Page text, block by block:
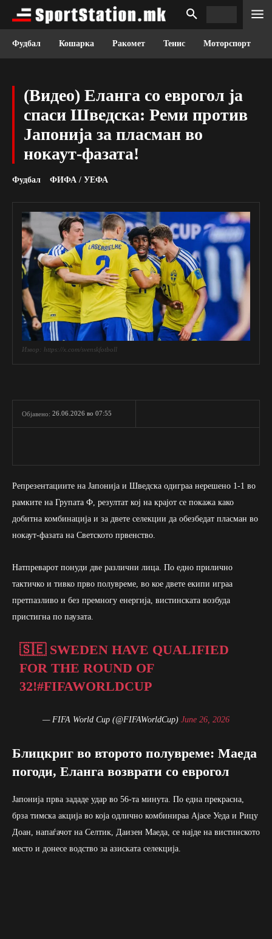
Фудбал Кошарка Ракомет Тенис Моторспорт
(Видео) Еланга со еврогол ја
спаси Шведска: Реми против
Јапонија за пласман во
нокаут-фазата!
Фудбал ФИФА / УЕФА
Извор: https://x.com/svenskfotboll
Објавено: 26.06.2026 во 07:55
Репрезентациите на Јапонија и Шведска одиграа нерешено 1-1 во
рамките на Групата Ф, резултат кој на крајот се покажа како
добитна комбинација и за двете селекции да обезбедат пласман во
нокаут-фазата на Светското првенство.
Натпреварот понуди две различни лица. По едно прилично
тактичко и тивко прво полувреме, во кое двете екипи играа
претпазливо и без премногу енергија, вистинската возбуда
пристигна по паузата.
🇸🇪 SWEDEN HAVE QUALIFIED
FOR THE ROUND OF
32!#FIFAWORLDCUP
— FIFA World Cup (@FIFAWorldCup) June 26, 2026
Блицкриг во второто полувреме: Маеда
погоди, Еланга возврати со еврогол
Јапонија прва зададе удар во 56-та минута. По една прекрасна,
брза тимска акција во која одлично комбинираа Ајасе Уеда и Рицу
Доан, напаѓачот на Селтик, Даизен Маеда, се најде на вистинското
место и донесе водство за азиската селекција.